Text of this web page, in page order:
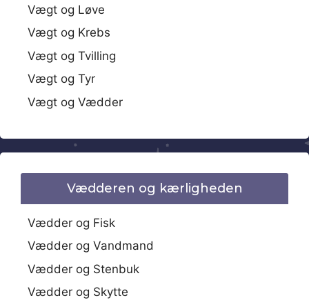
Vægt og Løve
Vægt og Krebs
Vægt og Tvilling
Vægt og Tyr
Vægt og Vædder
Vædderen og kærligheden
Vædder og Fisk
Vædder og Vandmand
Vædder og Stenbuk
Vædder og Skytte